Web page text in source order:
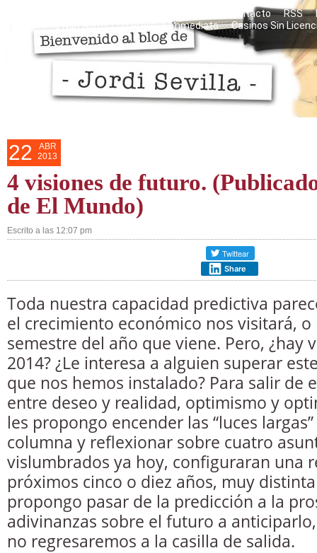
Contacto RSS
Casino Non Aams Con Prelievo Immediato
Casinos Sin
22
ABR
2013
4 visiones de futuro.
de El Mundo)
Escrito a las 12:07 pm
Share
Toda nuestra capacidad predictiva
el crecimiento económico nos visitará,
semestre del año que viene. Pero, ¿hay
2014? ¿Le interesa a alguien superar
que nos hemos instalado? Para salir de
entre deseo y realidad, optimismo y
les propongo encender las “luces
columna y reflexionar sobre cuatro
vislumbrados ya hoy, configuraran una
próximos cinco o diez años, muy
propongo pasar de la predicción a la
adivinanzas sobre el futuro a
no regresaremos a la casilla de salida.